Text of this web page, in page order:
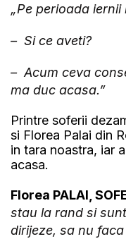
„Pe perioada
– Si ce aveti?
– Acum ceva
ma duc acasa.”
Printre soferii
si Florea Palai din
in tara noastra, iar
acasa.
Florea PALAI,
stau la rand si
dirijeze, sa nu